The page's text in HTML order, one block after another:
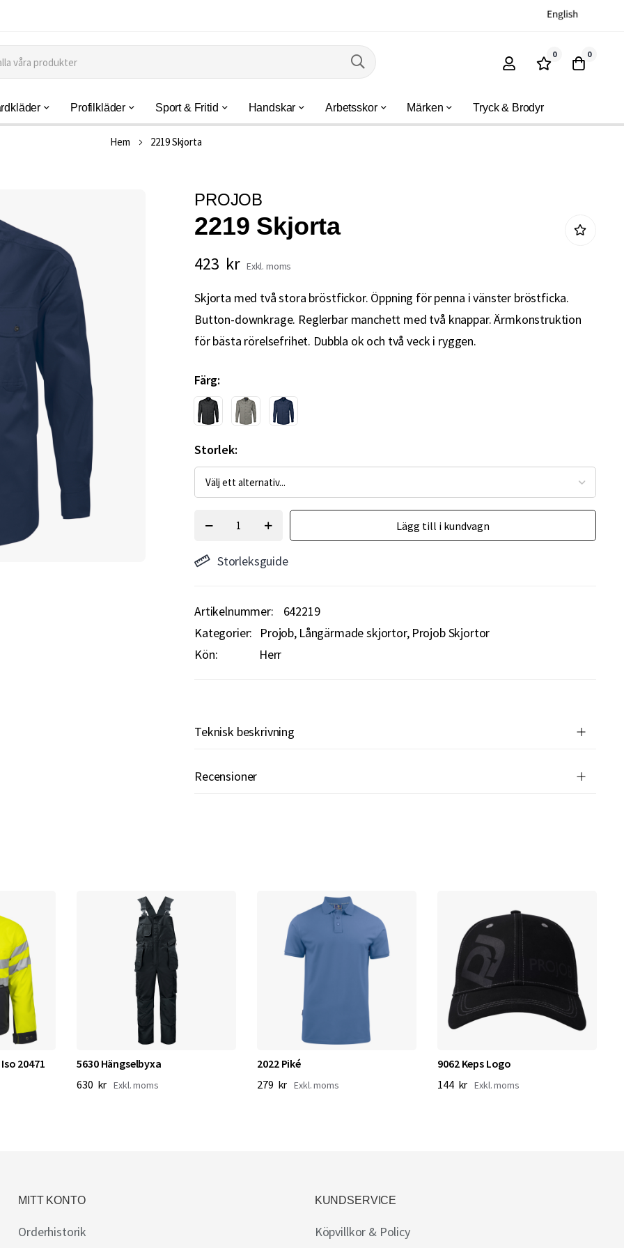
0 0
Profilkläder Sport & Fritid Handskar Arbetsskor Märken Tryck & Brodyr
Hem 2219 Skjorta
PROJOB
2219 Skjorta
423 kr
Skjorta med två stora bröstfickor. Öppning för penna i vänster bröstficka.
Button-downkrage. Reglerbar manchett med två knappar. Ärmkonstruktion
för bästa rörelsefrihet. Dubbla ok och två veck i ryggen.
Färg
Storlek
Lägg till i kundvagn
Storleksguide
Artikelnummer
642219
Kategorier:
Projob Långärmade skjortor Projob Skjortor
Kön:
Herr
Teknisk beskrivning
Recensioner
20471
5630 Hängselbyxa
630 kr
2022 Piké
279 kr
9062 Keps Logo
144 kr
MITT KONTO
Orderhistorik
KUNDSERVICE
Köpvillkor & Policy